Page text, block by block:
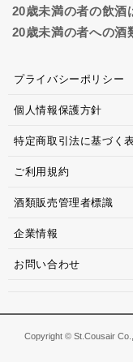
20歳未満の者の飲酒
20歳未満の者への酒
プライバシーポリシー
個人情報保護方針
特定商取引法に基づく
ご利用規約
酒類販売管理者標識
企業情報
お問い合わせ
Copyright © St.Cousair